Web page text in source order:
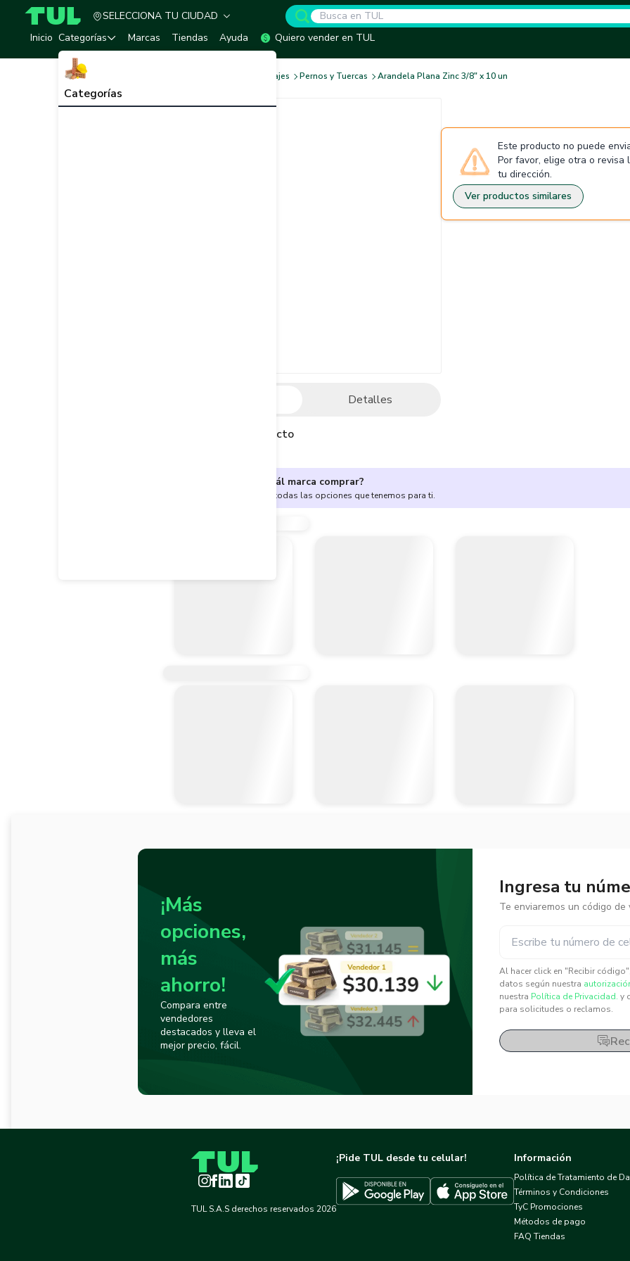
TUL - Tu Marketplace de Construcción
SELECCIONA TU CIUDAD
Inicio Categorías
Categorías
Marcas Tiendas Ayuda Quiero vender en TUL
Tornillos y Anclajes Pernos y Tuercas Arandela Plana Zinc 3/8" x 10 un
Detalles
Descripción del producto
Este producto no puede
Por favor, elige otra o revisa
tu dirección.
Ver productos similares
¿No sabes cuál marca comprar?
Encuentra aquí todas las opciones que tenemos para ti.
¡Más
opciones,
más
ahorro!
Compara entre
vendedores
destacados y lleva el
mejor precio, fácil.
Ingresa tu
Te enviaremos un código de
Al hacer click en "Recibir
datos según nuestra
nuestra Política de Privacidad. y
para solicitudes o reclamos.
Instagram
Facebook
LinkedInTikTok
TUL S.A.S derechos reservados 2026
¡Pide TUL desde tu celular!
Descargar TUL en Google PlayDescargar TUL en App Store
Información
Política de Tratamiento de
Términos y Condiciones
TyC Promociones
Métodos de pago
FAQ Tiendas